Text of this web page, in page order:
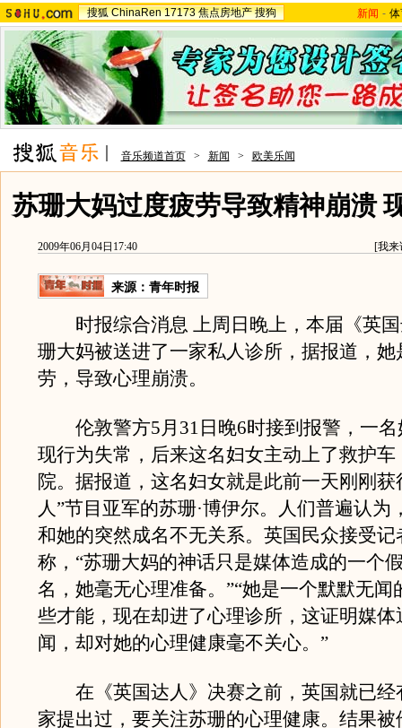
搜狐 ChinaRen 17173 焦点房地产 搜狗 新闻 -
音乐频道首页 > 新闻 > 欧美乐闻
苏珊大妈过度疲劳导致精神崩溃
2009年06月04日17:40 [我来
来源： 青年时报
时报综合消息 上周日晚上，本届《英国
珊大妈被送进了一家私人诊所，据报道，她
劳，导致心理崩溃。
伦敦警方5月31日晚6时接到报警，一名
现行为失常，后来这名妇女主动上了救护车
院。据报道，这名妇女就是此前一天刚刚获
人”节目亚军的苏珊·博伊尔。人们普遍认为
和她的突然成名不无关系。英国民众接受记
称，“苏珊大妈的神话只是媒体造成的一个
名，她毫无心理准备。”“她是一个默默无闻
些才能，现在却进了心理诊所，这证明媒体
闻，却对她的心理健康毫不关心。”
在《英国达人》决赛之前，英国就已经
家提出过，要关注苏珊的心理健康。结果被